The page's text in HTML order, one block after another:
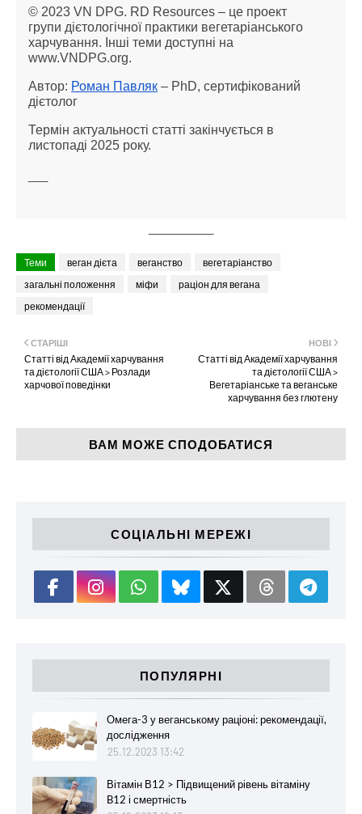
© 2023 VN DPG. RD Resources – це проект
групи дієтологічної практики вегетаріанського
харчування. Інші теми доступні на
www.VNDPG.org.
Автор: Роман Павляк – PhD, сертифікований
дієтолог
Термін актуальності статті закінчується в
листопаді 2025 року.
Теми веган дієта веганство
вегетаріанство
загальні положення
міфи
раціон для вегана
рекомендації
НОВІ
Статті від Академії харчування
та дієтології США >
Вегетаріанське та веганське
харчування без глютену
СТАРІШІ
Статті від Академії харчування
та дієтології США > Розлади
харчової поведінки
ВАМ МОЖЕ СПОДОБАТИСЯ
СОЦІАЛЬНІ МЕРЕЖІ
ПОПУЛЯРНІ
Омега-3 у веганському раціоні: рекомендації,
дослідження
25.12.2023 13:42
Вітамін В12 > Підвищений рівень вітаміну
B12 і смертність